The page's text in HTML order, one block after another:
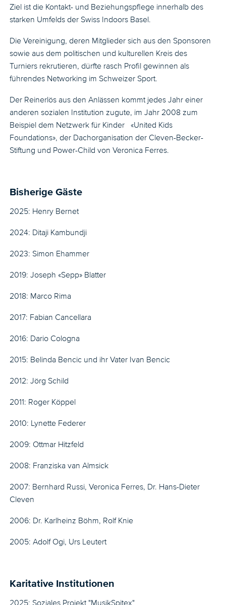
Ziel ist die Kontakt- und Beziehungspflege innerhalb des
starken Umfelds der Swiss Indoors Basel.
Die Vereinigung, deren Mitglieder sich aus den Sponsoren
sowie aus dem politischen und kulturellen Kreis des
Turniers rekrutieren, dürfte rasch Profil gewinnen als
führendes Networking im Schweizer Sport.
Der Reinerlös aus den Anlässen kommt jedes Jahr einer
anderen sozialen Institution zugute, im Jahr 2008 zum
Beispiel dem Netzwerk für Kinder «United Kids
Foundations», der Dachorganisation der Cleven-Becker-
Stiftung und Power-Child von Veronica Ferres.
Bisherige Gäste
2025: Henry Bernet
2024: Ditaji Kambundji
2023: Simon Ehammer
2019: Joseph «Sepp» Blatter
2018: Marco Rima
2017: Fabian Cancellara
2016: Dario Cologna
2015: Belinda Bencic und ihr Vater Ivan Bencic
2012: Jörg Schild
2011: Roger Köppel
2010: Lynette Federer
2009: Ottmar Hitzfeld
2008: Franziska van Almsick
2007: Bernhard Russi, Veronica Ferres, Dr. Hans-Dieter
Cleven
2006: Dr. Karlheinz Böhm, Rolf Knie
2005: Adolf Ogi, Urs Leutert
Karitative Institutionen